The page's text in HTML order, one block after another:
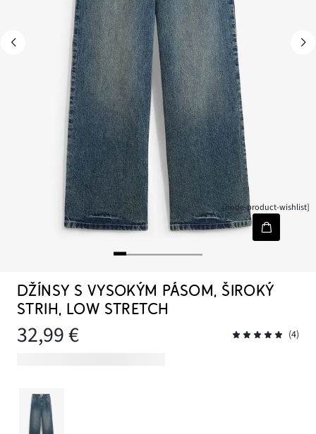
[node-product-wishlist]
DŽÍNSY S VYSOKÝM PÁSOM, ŠIROKÝ
STRIH, LOW STRETCH
32,99 € (4)